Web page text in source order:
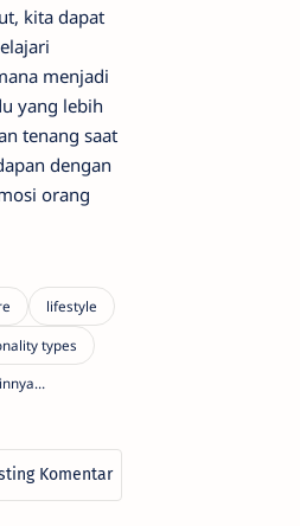
kita dapat
menjadi
yang lebih
tenang saat
dengan
orang